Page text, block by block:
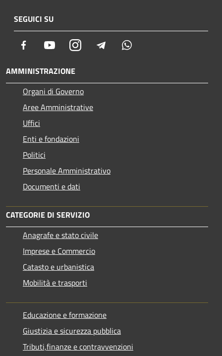
SEGUICI SU
Facebook YoutubeInstagram Telegram
AMMINISTRAZIONE
Organi di Governo
Aree Amministrative
Uffici
Enti e fondazioni
Politici
Personale Amministrativo
Documenti e dati
CATEGORIE DI SERVIZIO
Anagrafe e stato civile
Imprese e Commercio
Catasto e urbanistica
Mobilità e trasporti
Educazione e formazione
Giustizia e sicurezza pubblica
Tributi,finanze e contravvenzioni